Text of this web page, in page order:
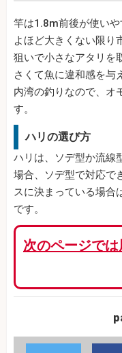
竿は1.8m前後が使い
よほど大きくない限り
狙いで小さなアタリを
さくて魚に違和感を与
内湾の釣りなので、オ
す。
ハリの選び方
ハリは、ソデ型か流線
場合、ソデ型で対応で
スに決まっている場合
です。
次のページで